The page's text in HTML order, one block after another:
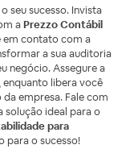
seu sucesso. Invista
aPrezzo Contábil
em contato com a
a sua auditoria
negócio. Assegure a
libera você
empresa. Fale com
solução ideal para o
para
para o sucesso!